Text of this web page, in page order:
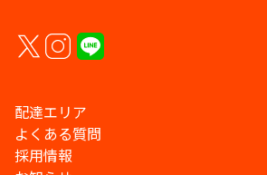
配達エリア
よくある質問
採用情報